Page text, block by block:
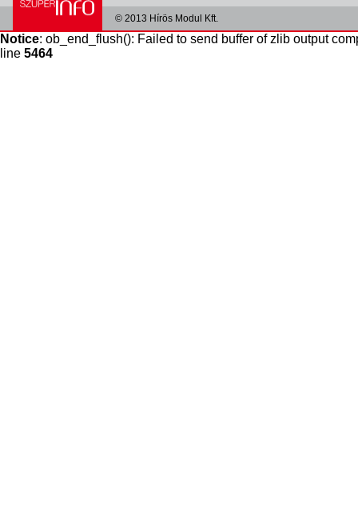
© 2013 Hírös Modul Kft.
Notice: ob_end_flush(): Failed to send buffer of zlib output
line 5464